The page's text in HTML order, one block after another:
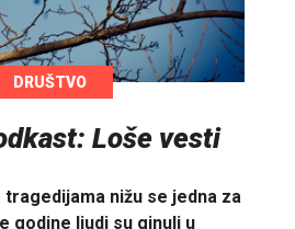
DRUŠTVO
Loše vesti
nižu se jedna za
godine ljudi su ginuli u